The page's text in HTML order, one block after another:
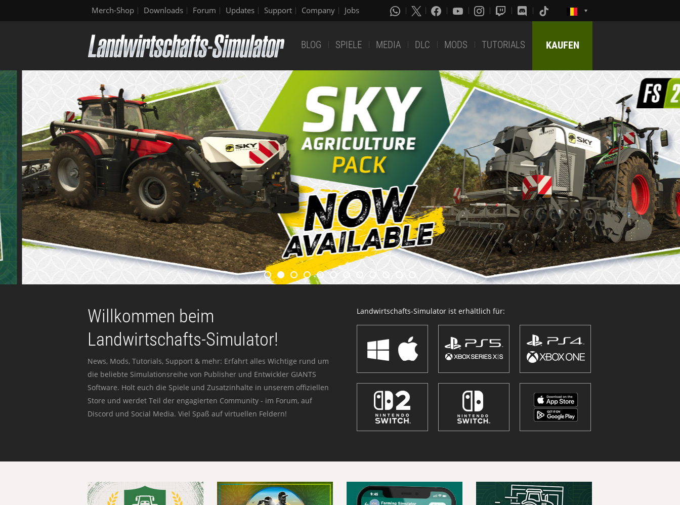
Merch-Shop Downloads Forum Updates Support Company Jobs
BLOG SPIELE MEDIA DLC MODS TUTORIALS KAUFEN
Willkommen beim
Landwirtschafts-Simulator!
News, Mods, Tutorials, Support & mehr: Erfahrt alles Wichtige rund um
die beliebte Simulationsreihe von Publisher und Entwickler GIANTS
Software. Holt euch die Spiele und Zusatzinhalte in unserem offiziellen
Store und werdet Teil der engagierten Community - im Forum, auf
Discord und Social Media. Viel Spaß auf virtuellen Feldern!
Landwirtschafts-Simulator ist erhältlich für: